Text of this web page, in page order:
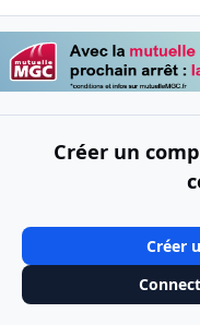
Créer un
Créer